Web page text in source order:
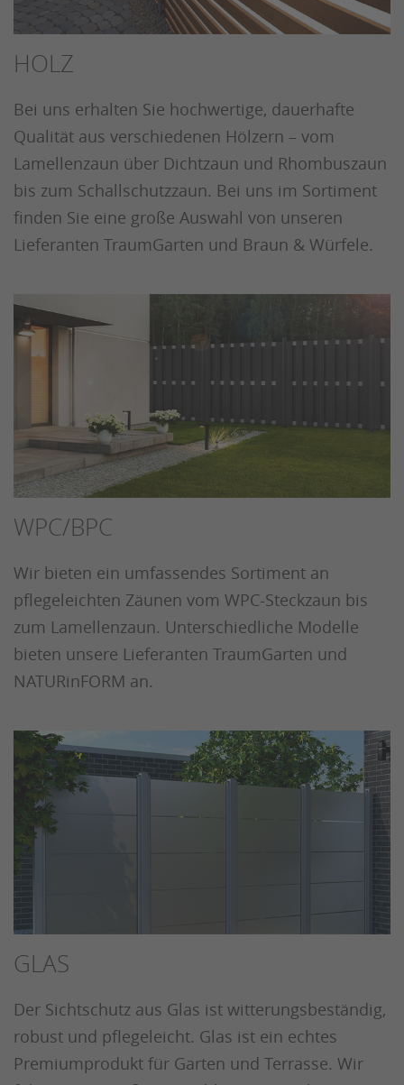
HOLZ
Bei uns erhalten Sie hochwertige, dauerhafte
Qualität aus verschiedenen Hölzern – vom
Lamellenzaun über Dichtzaun und Rhombuszaun
bis zum Schallschutzzaun. Bei uns im Sortiment
finden Sie eine große Auswahl von unseren
Lieferanten TraumGarten und Braun & Würfele.
WPC/BPC
Wir bieten ein umfassendes Sortiment an
pflegeleichten Zäunen vom WPC-Steckzaun bis
zum Lamellenzaun. Unterschiedliche Modelle
bieten unsere Lieferanten TraumGarten und
NATURinFORM an.
GLAS
Der Sichtschutz aus Glas ist witterungsbeständig,
robust und pflegeleicht. Glas ist ein echtes
Premiumprodukt für Garten und Terrasse. Wir